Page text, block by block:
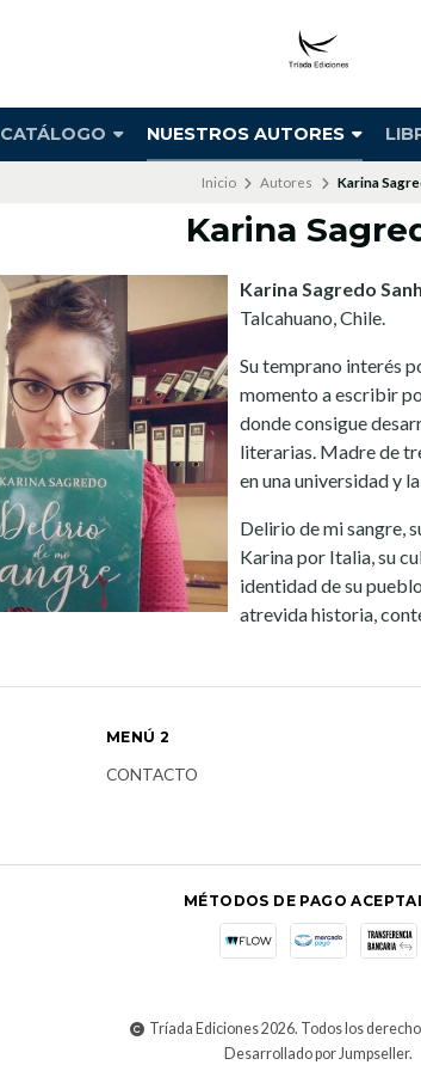
CATÁLOGO NUESTROS AUTORES
Inicio Autores Karina
Karina
Karina Sagredo
Talcahuano, Chile.
Su temprano interés
momento a escribir
donde consigue
literarias. Madre de
en una universidad y
Delirio de mi sangre,
Karina por Italia, su
identidad de su
atrevida historia,
MENÚ 2
CONTACTO
MÉTODOS DE PAGO
Tríada Ediciones 2026. Todos los
Desarrollado por Jumpseller.